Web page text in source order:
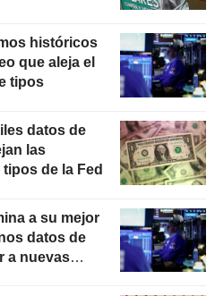
históricos
que aleja el
tipos
datos de
las
de la Fed
a su mejor
datos de
a nuevas